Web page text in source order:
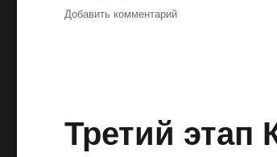
Добавить комментарийк
Третий этап